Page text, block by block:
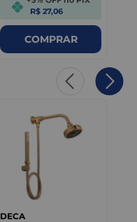
R$ 27,06
COMPRAR
DECA